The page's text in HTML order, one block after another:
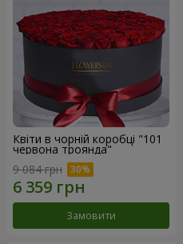
Квіти в чорній коробці "101
червона троянда"
9 084 грн
Замовити